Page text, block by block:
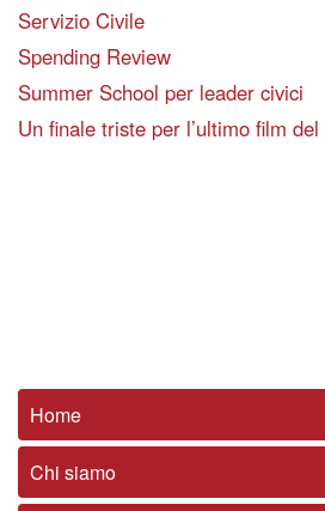
Servizio Civile
Spending Review
Summer School per leader civici
Un finale triste per l’ultimo film
Home
Chi siamo